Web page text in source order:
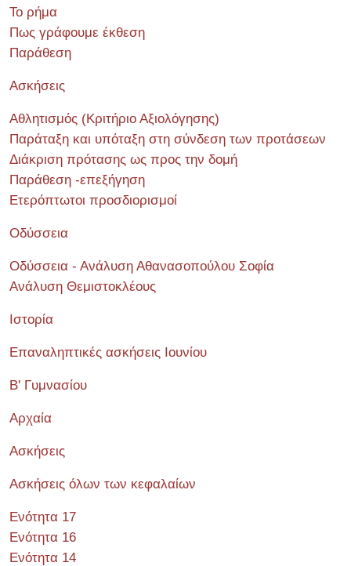
Το ρήμα
Πως γράφουμε έκθεση
Παράθεση
Ασκήσεις
Αθλητισμός (Κριτήριο Αξιολόγησης)
Παράταξη και υπόταξη στη σύνδεση των προτάσεων
Διάκριση πρότασης ως προς την δομή
Παράθεση -επεξήγηση
Ετερόπτωτοι προσδιορισμοί
Οδύσσεια
Οδύσσεια - Ανάλυση Αθανασοπούλου Σοφία
Ανάλυση Θεμιστοκλέους
Ιστορία
Επαναληπτικές ασκήσεις Ιουνίου
Β' Γυμνασίου
Αρχαία
Ασκήσεις
Ασκήσεις όλων των κεφαλαίων
Ενότητα 17
Ενότητα 16
Ενότητα 14